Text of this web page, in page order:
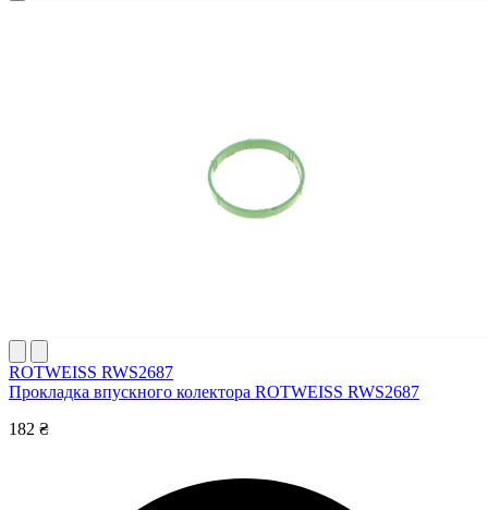
ROTWEISS RWS2687
Прокладка впускного колектора ROTWEISS RWS2687
182 ₴